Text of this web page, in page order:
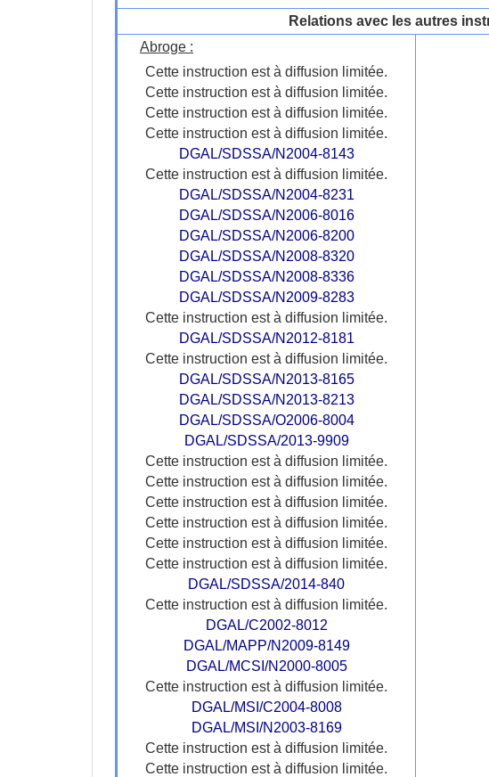
Relations avec les autres
Abroge :
Cette instruction est à diffusion limitée.
Cette instruction est à diffusion limitée.
Cette instruction est à diffusion limitée.
Cette instruction est à diffusion limitée.
DGAL/SDSSA/N2004-8143
Cette instruction est à diffusion limitée.
DGAL/SDSSA/N2004-8231
DGAL/SDSSA/N2006-8016
DGAL/SDSSA/N2006-8200
DGAL/SDSSA/N2008-8320
DGAL/SDSSA/N2008-8336
DGAL/SDSSA/N2009-8283
Cette instruction est à diffusion limitée.
DGAL/SDSSA/N2012-8181
Cette instruction est à diffusion limitée.
DGAL/SDSSA/N2013-8165
DGAL/SDSSA/N2013-8213
DGAL/SDSSA/O2006-8004
DGAL/SDSSA/2013-9909
Cette instruction est à diffusion limitée.
Cette instruction est à diffusion limitée.
Cette instruction est à diffusion limitée.
Cette instruction est à diffusion limitée.
Cette instruction est à diffusion limitée.
Cette instruction est à diffusion limitée.
DGAL/SDSSA/2014-840
Cette instruction est à diffusion limitée.
DGAL/C2002-8012
DGAL/MAPP/N2009-8149
DGAL/MCSI/N2000-8005
Cette instruction est à diffusion limitée.
DGAL/MSI/C2004-8008
DGAL/MSI/N2003-8169
Cette instruction est à diffusion limitée.
Cette instruction est à diffusion limitée.